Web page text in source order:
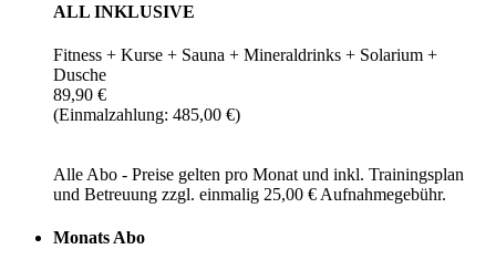
ALL INKLUSIVE
Fitness + Kurse + Sauna + Mineraldrinks + Solarium +
Dusche
89,90 €
(Einmalzahlung: 485,00 €)
Alle Abo - Preise gelten pro Monat und inkl. Trainingsplan
und Betreuung zzgl. einmalig 25,00 € Aufnahmegebühr.
Monats Abo